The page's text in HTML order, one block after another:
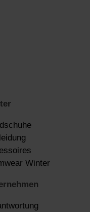
Winter